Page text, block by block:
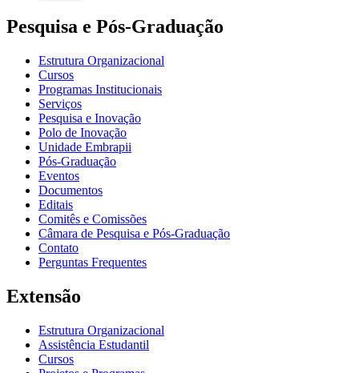
Pesquisa e Pós-Graduação
Estrutura Organizacional
Cursos
Programas Institucionais
Serviços
Pesquisa e Inovação
Polo de Inovação
Unidade Embrapii
Pós-Graduação
Eventos
Documentos
Editais
Comitês e Comissões
Câmara de Pesquisa e Pós-Graduação
Contato
Perguntas Frequentes
Extensão
Estrutura Organizacional
Assistência Estudantil
Cursos